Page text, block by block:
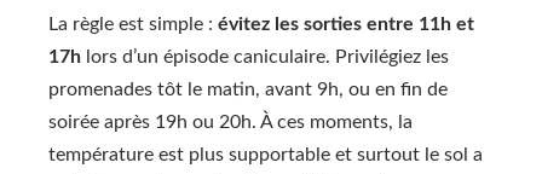
La règle est simple : évitez les sorties entre 11h et
17h lors d’un épisode caniculaire. Privilégiez les
promenades tôt le matin, avant 9h, ou en fin de
soirée après 19h ou 20h. À ces moments, la
température est plus supportable et surtout le sol a